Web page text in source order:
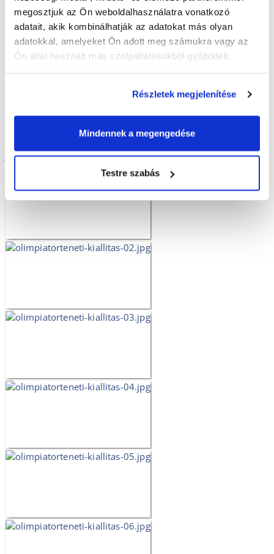
megosztjuk az Ön weboldalhasználatra vonatkozó
adatait, akik kombinálhatják az adatokat más olyan
adatokkal, amelyeket Ön adott meg számukra vagy az
Ön által használt más szolgáltatásokból gyűjtöttek.
Részletek megjelenítése
Mindennek a megengedése
Testre szabás
Rendezvények
Fotógaléria